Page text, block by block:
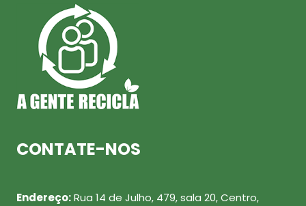
CONTATE-NOS
Endereço:Rua 14 de Julho, 479, sala 20, Centro,